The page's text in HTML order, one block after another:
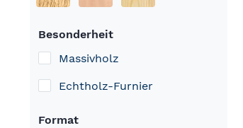
Besonderheit
Massivholz
Echtholz-Furnier
Format